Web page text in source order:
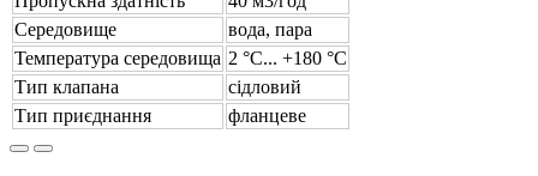
Середовище
вода, пара
Температура середовища 2 °С... +180 °С
Тип клапана
сідловий
Тип приєднання
фланцеве